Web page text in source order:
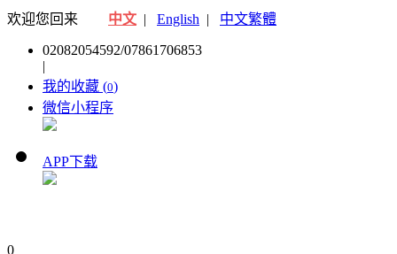
欢迎您回来 中文 | English | 中文繁體
02082054592/07861706853
|
我的收藏 (0)
微信小程序
APP下载
0